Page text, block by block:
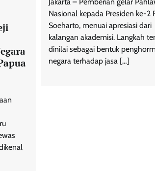
Nasional kepada Presiden ke-2
Soeharto, menuai apresiasi dari
kalangan akademisi. Langkah
dinilai sebagai bentuk
negara terhadap jasa […]